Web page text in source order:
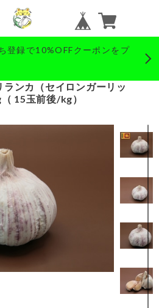
登録で10%OFFクーポンをプ
ランカ（セイロンガーリッ
15玉前後/kg）